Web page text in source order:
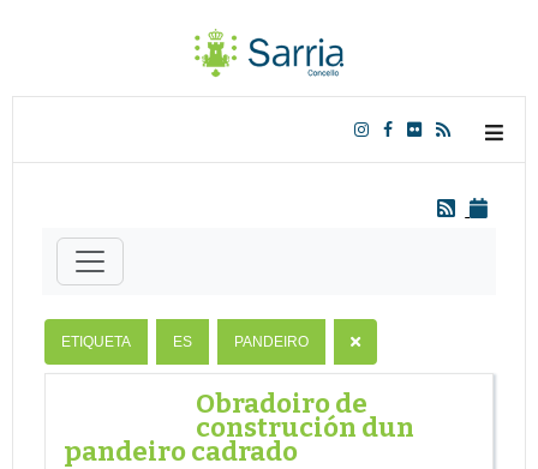
ETIQUETA ES PANDEIRO
Obradoiro de
construción dun
pandeiro cadrado